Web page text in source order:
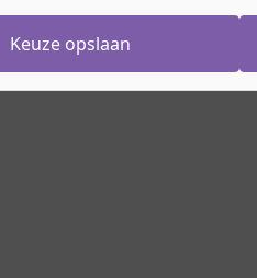
Aanmelden
Keuze opslaan